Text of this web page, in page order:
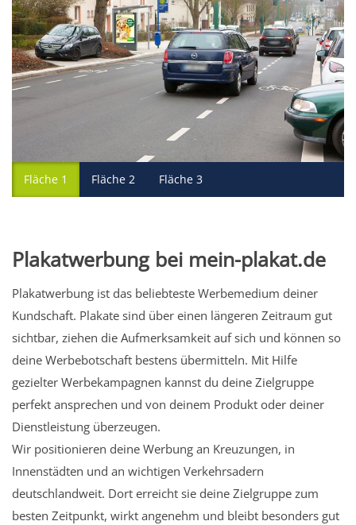
Fläche 1 Fläche 2 Fläche 3
Plakatwerbung bei mein-plakat.de
Plakatwerbung ist das beliebteste Werbemedium deiner
Kundschaft. Plakate sind über einen längeren Zeitraum gut
sichtbar, ziehen die Aufmerksamkeit auf sich und können so
deine Werbebotschaft bestens übermitteln. Mit Hilfe
gezielter Werbekampagnen kannst du deine Zielgruppe
perfekt ansprechen und von deinem Produkt oder deiner
Dienstleistung überzeugen.
Wir positionieren deine Werbung an Kreuzungen, in
Innenstädten und an wichtigen Verkehrsadern
deutschlandweit. Dort erreicht sie deine Zielgruppe zum
besten Zeitpunkt, wirkt angenehm und bleibt besonders gut